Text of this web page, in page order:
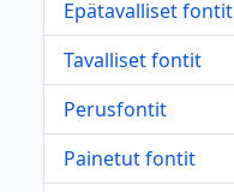
Epätavalliset fontit
Tavalliset fontit
Perusfontit
Painetut fontit